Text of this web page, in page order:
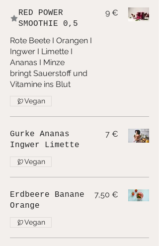
RED POWER
SMOOTHIE 0,5
Rote Beete I Orangen I
Ingwer I Limette I
Ananas I Minze
bringt Sauerstoff und
Vitamine ins Blut
9 €
Vegan
Gurke Ananas
Ingwer Limette
7 €
Vegan
Erdbeere Banane
Orange
7,50 €
Vegan